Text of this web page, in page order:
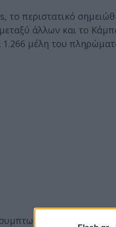
το περιστατικό
άλλων και το
1.266 μέλη του
το πλήρωμα